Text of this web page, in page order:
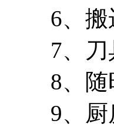
6、搬运
7、刀具
8、随时
9、厨房